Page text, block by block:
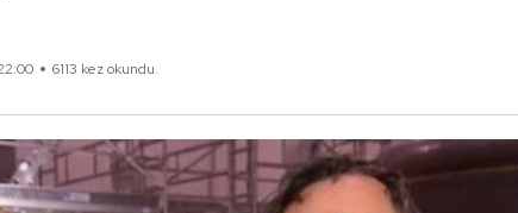
6113 kez okundu.